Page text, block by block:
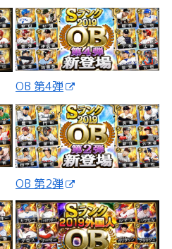
OB 第4弾
OB 第2弾